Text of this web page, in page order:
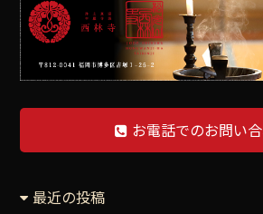
お電話でのお問い
最近の投稿